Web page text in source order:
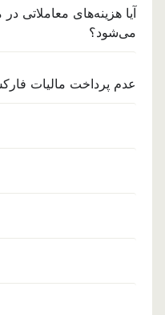
آیا هزینه‌های معاملاتی در
می‌شود؟
عدم پرداخت مالیات فارکس